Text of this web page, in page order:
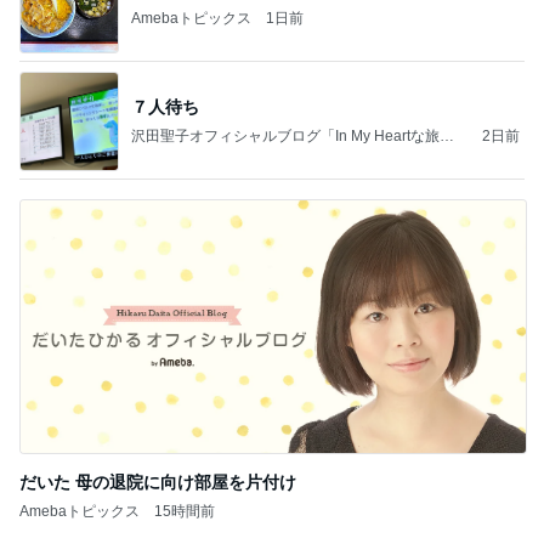
Amebaトピックス 1日前
７人待ち
沢田聖子オフィシャルブログ「In My Heartな旅日
2日前
だいた 母の退院に向け部屋を片付け
Amebaトピックス 15時間前